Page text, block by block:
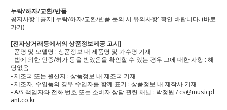
누락/하자/교환/반품
공지사항 '[공지] 누락/하자/교환/반품 문의 시 유의사항' 확인 바랍니다. (바로
가기)
[전자상거래등에서의 상품정보제공 고시]
- 품명 및 모델명 : 상품정보 내 제품명 및 가수명 기재
- 법에 의한 인증/허가 등을 받았음을 확인할 수 있는 경우 그에 대한 사항 : 해
당없음
- 제조국 또는 원산지 : 상품정보 내 제조국 기재
- 제조자, 수입품의 경우 수입자를 함께 표기 : 상품정보 내 제작사 기재
- A/S 책임자와 전화 번호 또는 소비자 상담 관련 채널 : 박정원 / cs@musicpl
ant.co.kr